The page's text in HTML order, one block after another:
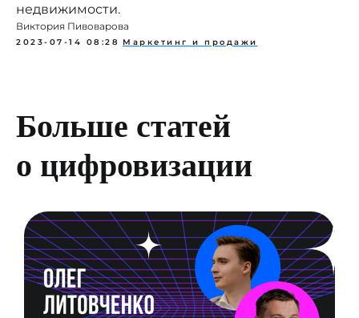
недвижимости.
Виктория Пивоварова
2023-07-14 08:28 Маркетинг и продажи
Больше статей
о цифровизации
Согласие на осуществление рекламной
рассылки
Оферта
Согласие на обработку персональных данных
Политика конфиденциальности
Подпишитесь на рассылку
о цифровизации
ВКОНТАКТЕ